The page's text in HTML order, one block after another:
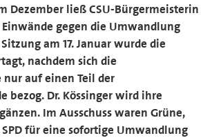
Dezember ließ CSU-Bürgermeisterin
Einwände gegen die Umwandlung
am 17. Januar wurde die
nachdem sich die
nur auf einen Teil der
bezog. Dr. Kössinger wird ihre
Im Ausschuss waren Grüne,
für eine sofortige Umwandlung